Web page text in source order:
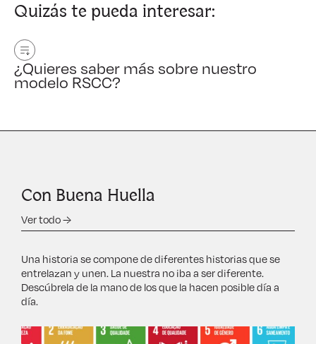
Quizás te pueda interesar:
¿Quieres saber más sobre nuestro
modelo RSCC?
Con Buena Huella
Ver todo →
Una historia se compone de diferentes historias que se
entrelazan y unen. La nuestra no iba a ser diferente.
Descúbrela de la mano de los que la hacen posible día a
día.